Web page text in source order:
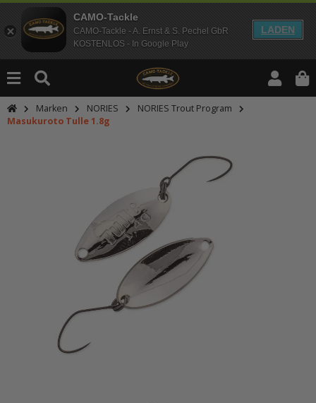
CAMO-Tackle
CAMO-Tackle - A. Ernst & S. Pechel GbR
KOSTENLOS - In Google Play
LADEN
Marken NORIES
NORIES Trout Program
Masukuroto Tulle 1.8g
An dieser Stelle findest Du
Möchtest Du Inhalte von
bitte in den Einstellungen zur